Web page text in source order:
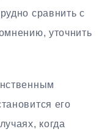
сравнить с
уточнить
его
когда